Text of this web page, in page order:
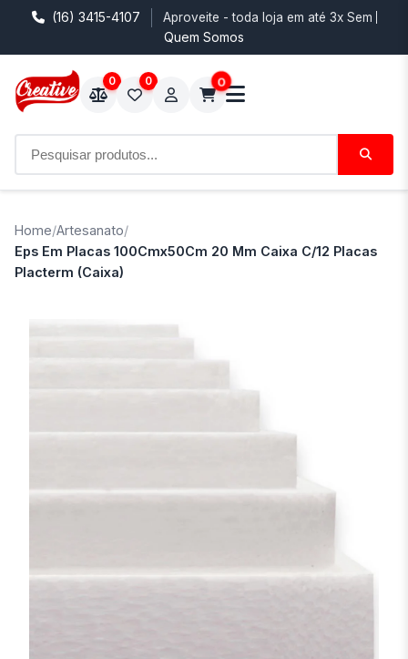
(16) 3415-4107 Aproveite - toda loja em até 3x Sem
Quem Somos
0 0 0
Home/Artesanato/
Eps Em Placas 100Cmx50Cm 20 Mm Caixa C/12 Placas
Placterm (Caixa)